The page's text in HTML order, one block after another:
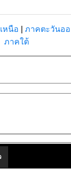
หนือ
ภาคตะวันอ
ภาคใต้